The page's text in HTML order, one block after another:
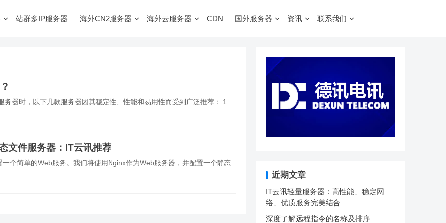
站群多IP服务器 海外CN2服务器 海外云服务器 CDN 国外服务器 资讯 联系我们
器时，以下几款服务器因其稳定性、性能和易用性而受到广泛推荐： 1.
文件服务器：IT云讯推荐
个简单的Web服务。我们将使用Nginx作为Web服务器，并配置一个静态
近期文章
IT云讯轻量服务器：高性能、稳定网
络、优质服务完美结合
深度了解远程指令的名称及排序